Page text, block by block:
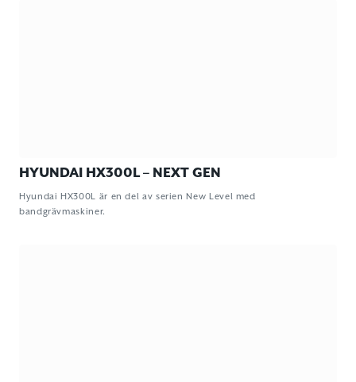
HYUNDAI HX300L – NEXT GEN
Hyundai HX300L är en del av serien New Level med
bandgrävmaskiner.